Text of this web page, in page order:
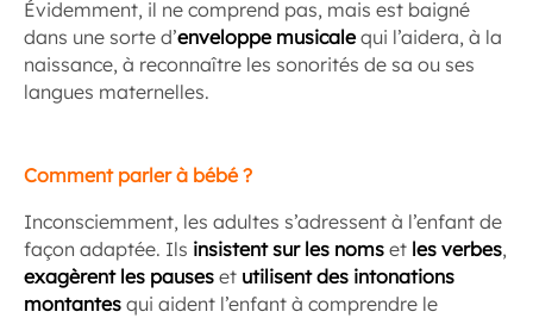
Évidemment, il ne comprend pas, mais est baigné
dans une sorte d’enveloppe musicalequi l’aidera, à la
naissance, à reconnaître les sonorités de sa ou ses
langues maternelles.
Comment parler à bébé ?
Inconsciemment, les adultes s’adressent à l’enfant de
façon adaptée. Ils insistent sur les noms et les verbes,
exagèrent les pauses et utilisent des intonations
montantes qui aident l’enfant à comprendre le